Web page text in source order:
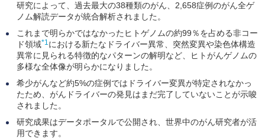
研究によって、過去最大の38種類のがん、2,658症例のがん全ゲ
ノム解読データが統合解析されました。
これまで明らかではなかったヒトゲノムの約99％を占める非コー
ド領域*1における新たなドライバー異常、突然変異や染色体構造
異常に見られる特徴的なパターンの解明など、ヒトがんゲノムの
多様な全体像が明らかになりました。
希少がんなど約5%の症例ではドライバー変異が特定されなかっ
たため、がんドライバーの発見はまだ完了していないことが示唆
されました。
研究成果はデータポータルで公開され、世界中のがん研究者が活
用できます。